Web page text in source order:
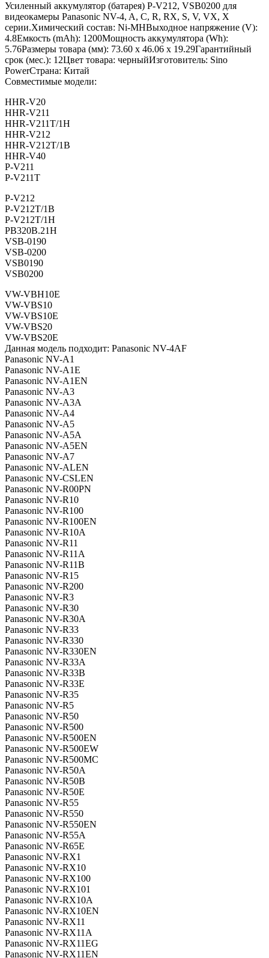
Усиленный аккумулятор (батарея) P-V212, VSB0200 для
видеокамеры Panasonic NV-4, A, C, R, RX, S, V, VX, X
серии.Химический состав: Ni-MHВыходное напряжение (V):
4.8Емкость (mAh): 1200Мощность аккумулятора (Wh):
5.76Размеры товара (мм): 73.60 x 46.06 x 19.29Гарантийный
срок (мес.): 12Цвет товара: черныйИзготовитель: Sino
PowerСтрана: Китай
Совместимые модели:
HHR-V20
HHR-V211
HHR-V211T/1H
HHR-V212
HHR-V212T/1B
HHR-V40
P-V211
P-V211T
P-V212
P-V212T/1B
P-V212T/1H
PB320B.21H
VSB-0190
VSB-0200
VSB0190
VSB0200
VW-VBH10E
VW-VBS10
VW-VBS10E
VW-VBS20
VW-VBS20E
Данная модель подходит: Panasonic NV-4AF
Panasonic NV-A1
Panasonic NV-A1E
Panasonic NV-A1EN
Panasonic NV-A3
Panasonic NV-A3A
Panasonic NV-A4
Panasonic NV-A5
Panasonic NV-A5A
Panasonic NV-A5EN
Panasonic NV-A7
Panasonic NV-ALEN
Panasonic NV-CSLEN
Panasonic NV-R00PN
Panasonic NV-R10
Panasonic NV-R100
Panasonic NV-R100EN
Panasonic NV-R10A
Panasonic NV-R11
Panasonic NV-R11A
Panasonic NV-R11B
Panasonic NV-R15
Panasonic NV-R200
Panasonic NV-R3
Panasonic NV-R30
Panasonic NV-R30A
Panasonic NV-R33
Panasonic NV-R330
Panasonic NV-R330EN
Panasonic NV-R33A
Panasonic NV-R33B
Panasonic NV-R33E
Panasonic NV-R35
Panasonic NV-R5
Panasonic NV-R50
Panasonic NV-R500
Panasonic NV-R500EN
Panasonic NV-R500EW
Panasonic NV-R500MC
Panasonic NV-R50A
Panasonic NV-R50B
Panasonic NV-R50E
Panasonic NV-R55
Panasonic NV-R550
Panasonic NV-R550EN
Panasonic NV-R55A
Panasonic NV-R65E
Panasonic NV-RX1
Panasonic NV-RX10
Panasonic NV-RX100
Panasonic NV-RX101
Panasonic NV-RX10A
Panasonic NV-RX10EN
Panasonic NV-RX11
Panasonic NV-RX11A
Panasonic NV-RX11EG
Panasonic NV-RX11EN